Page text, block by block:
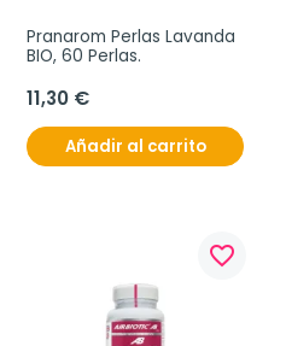
Pranarom Perlas Lavanda
BIO, 60 Perlas.
11,30 €
Añadir al carrito
favorite_border